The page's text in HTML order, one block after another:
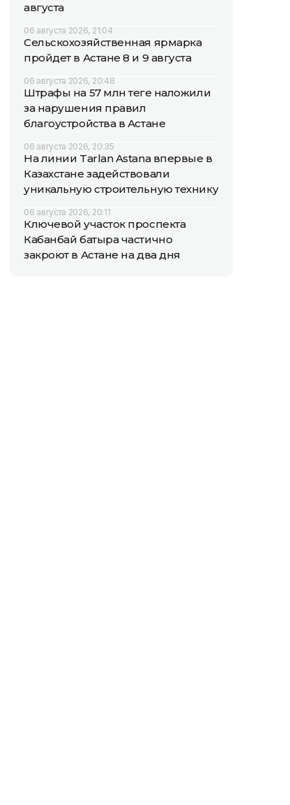
августа
06 августа 2026, 21:04
Сельскохозяйственная ярмарка
пройдет в Астане 8 и 9 августа
06 августа 2026, 20:48
Штрафы на 57 млн теңге наложили
за нарушения правил
благоустройства в Астане
06 августа 2026, 20:35
На линии Tarlan Astana впервые в
Казахстане задействовали
уникальную строительную технику
06 августа 2026, 20:11
Ключевой участок проспекта
Кабанбай батыра частично
закроют в Астане на два дня